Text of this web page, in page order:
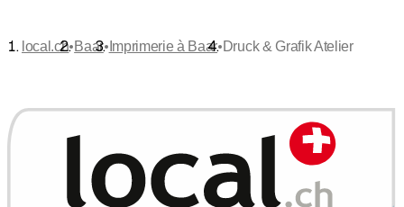
local.ch•Baar• Imprimerie à Baar•Druck & Grafik Atelier